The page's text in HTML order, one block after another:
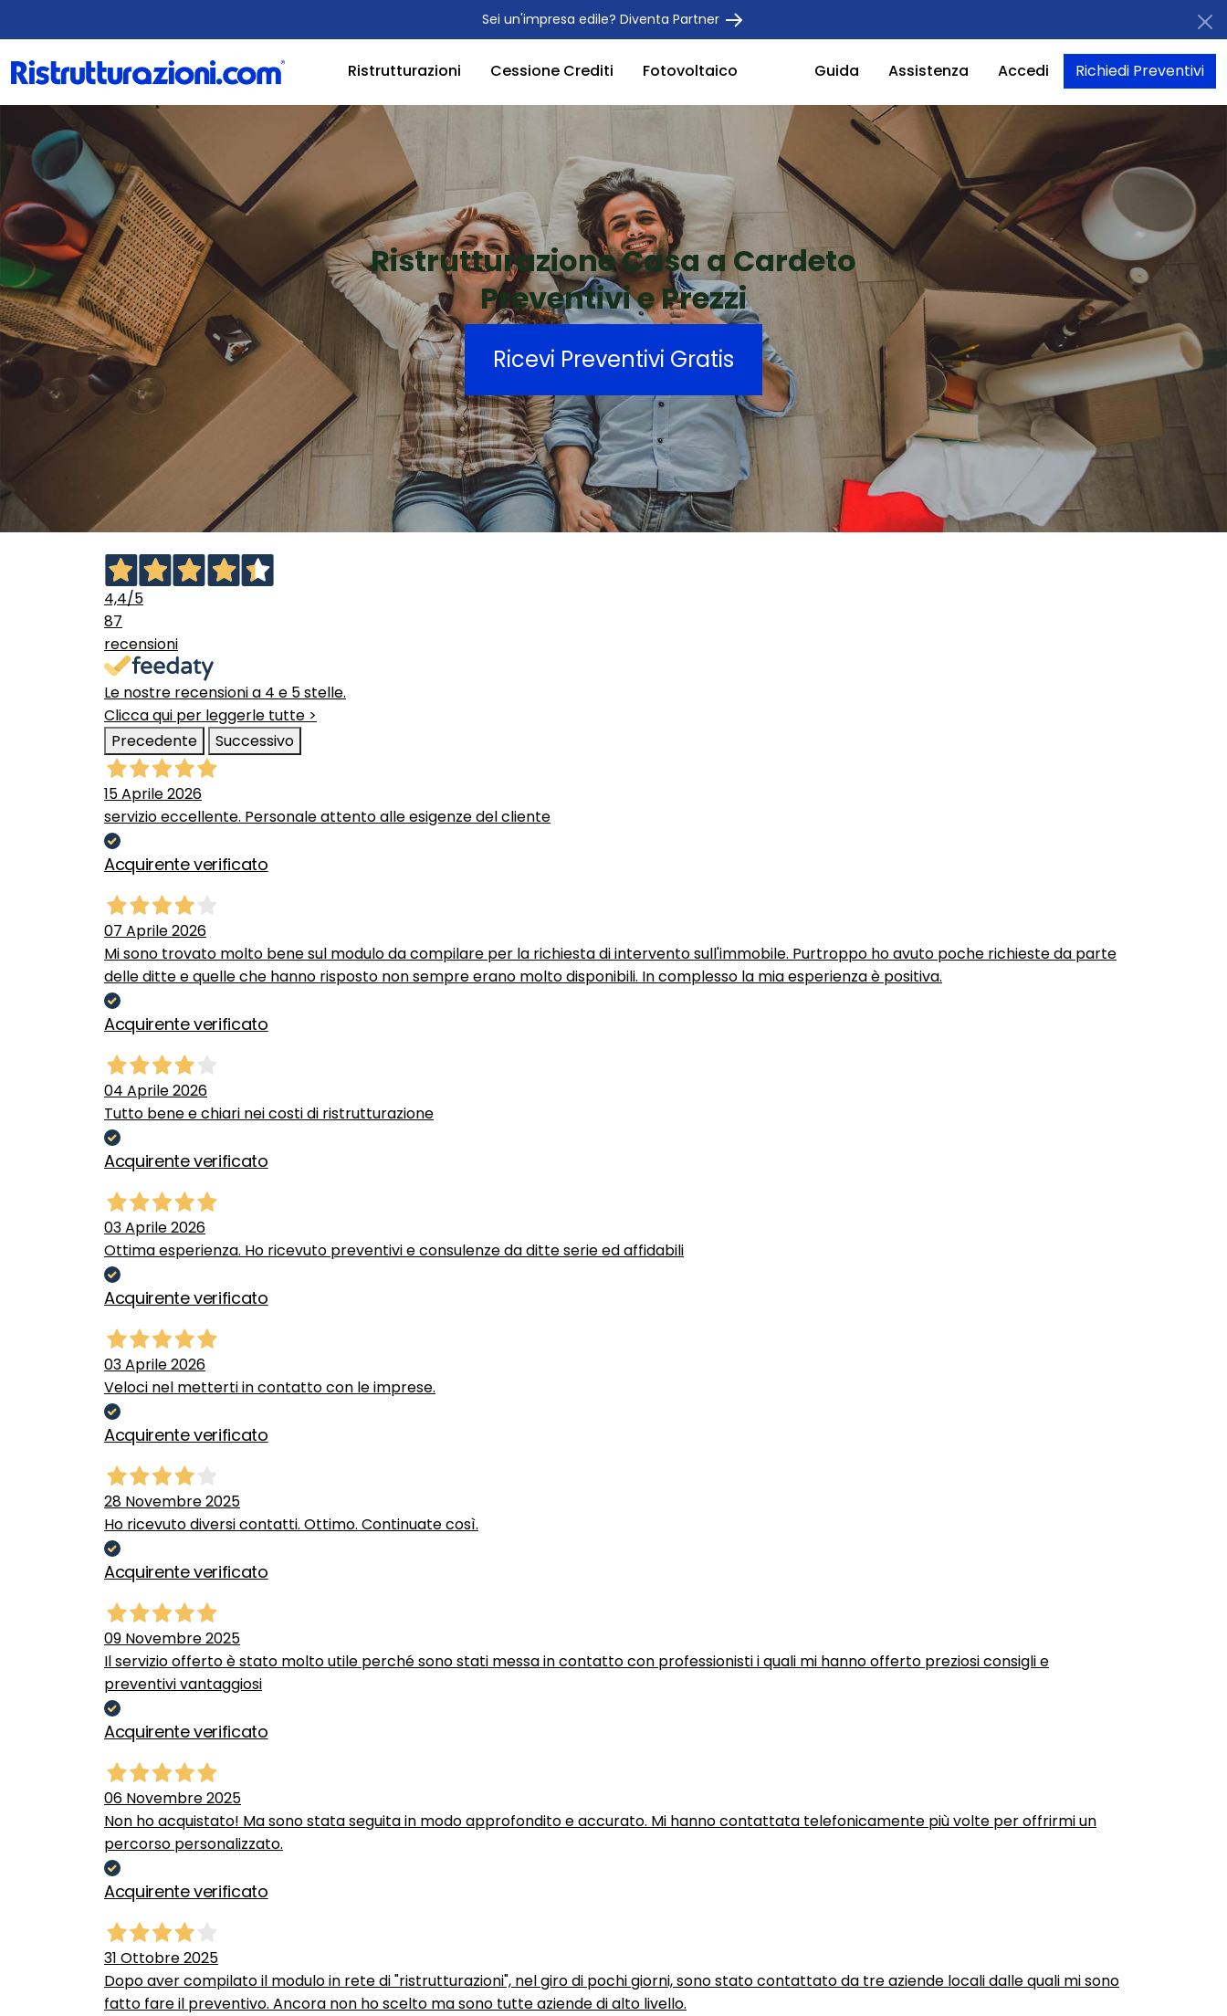
Sei un'impresa edile? Diventa Partner
Ristrutturazioni Cessione Crediti Fotovoltaico Guida Assistenza Accedi Richiedi Preventivi
Ristrutturazione Casa a Cardeto
Preventivi e Prezzi
Ricevi Preventivi Gratis
4,4/5
87
recensioni
Le nostre recensioni a 4 e 5 stelle.
Clicca qui per leggerle tutte >
Precedente
Successivo
15 Aprile 2026
servizio eccellente. Personale attento alle esigenze del cliente
Acquirente verificato
07 Aprile 2026
Mi sono trovato molto bene sul modulo da compilare per la richiesta di intervento sull'immobile. Purtroppo ho avuto poche richieste da parte
delle ditte e quelle che hanno risposto non sempre erano molto disponibili. In complesso la mia esperienza è positiva.
Acquirente verificato
04 Aprile 2026
Tutto bene e chiari nei costi di ristrutturazione
Acquirente verificato
03 Aprile 2026
Ottima esperienza. Ho ricevuto preventivi e consulenze da ditte serie ed affidabili
Acquirente verificato
03 Aprile 2026
Veloci nel metterti in contatto con le imprese.
Acquirente verificato
28 Novembre 2025
Ho ricevuto diversi contatti. Ottimo. Continuate così.
Acquirente verificato
09 Novembre 2025
Il servizio offerto è stato molto utile perché sono stati messa in contatto con professionisti i quali mi hanno offerto preziosi consigli e
preventivi vantaggiosi
Acquirente verificato
06 Novembre 2025
Non ho acquistato! Ma sono stata seguita in modo approfondito e accurato. Mi hanno contattata telefonicamente più volte per offrirmi un
percorso personalizzato.
Acquirente verificato
31 Ottobre 2025
Dopo aver compilato il modulo in rete di "ristrutturazioni", nel giro di pochi giorni, sono stato contattato da tre aziende locali dalle quali mi sono
fatto fare il preventivo. Ancora non ho scelto ma sono tutte aziende di alto livello.